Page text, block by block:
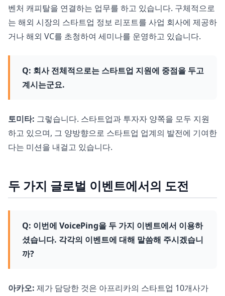
벤처 캐피탈을 연결하는 업무를 하고 있습니다. 구체적으로
는 해외 시장의 스타트업 정보 리포트를 사업 회사에 제공하
거나 해외 VC를 초청하여 세미나를 운영하고 있습니다.
Q: 회사 전체적으로는 스타트업 지원에 중점을 두고
계시는군요.
토미타: 그렇습니다. 스타트업과 투자자 양쪽을 모두 지원
하고 있으며, 그 양방향으로 스타트업 업계의 발전에 기여한
다는 미션을 내걸고 있습니다.
두 가지 글로벌 이벤트에서의 도전
Q: 이번에 VoicePing을 두 가지 이벤트에서 이용하
셨습니다. 각각의 이벤트에 대해 말씀해 주시겠습니
까?
아카오: 제가 담당한 것은 아프리카의 스타트업 10개사가